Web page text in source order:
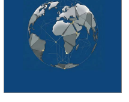
إختياراتنا
كتب
أكاديمية
صندوق
iKitab
حدود
أسئلة
يتكرر
طرحها
تحميل
على
المواضيع
الأكثر
مبيعاً
إختياراتنا
وسائل
تعليمية
الصحة
جديد